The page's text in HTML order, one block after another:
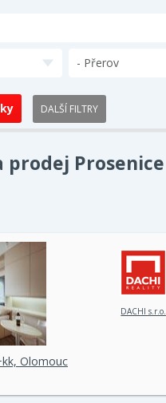
- Přerov
DALŠÍ FILTRY
prodej Prosenice
DACHI s.r.o.
Olomouc